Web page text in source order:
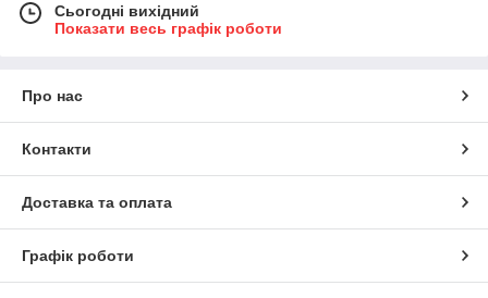
Сьогодні вихідний
Показати весь графік роботи
Про нас
Контакти
Доставка та оплата
Графік роботи